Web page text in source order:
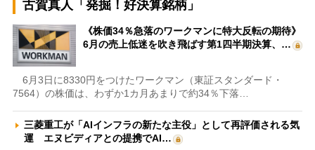
古賀真人「発掘！好決算銘柄」
《株価34％急落のワークマンに特大反転の期待》
6月の売上低迷を吹き飛ばす第1四半期決算、…
6月3日に8330円をつけたワークマン（東証スタンダード・
7564）の株価は、わずか1カ月あまりで約34％下落…
三菱重工が「AIインフラの新たな主役」として再評価される気
運 エヌビディアとの提携でAI…